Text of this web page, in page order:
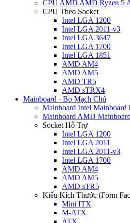
CPU AMD AMD Ryzen 5
CPU Theo Socket
Intel LGA 1200
Intel LGA 2011-v3
Intel LGA 3647
Intel LGA 1700
Intel LGA 1851
AMD AM4
AMD AM5
AMD TR5
AMD sTRX4
Mainboard - Bo Mạch Chủ
Mainboard Intel Mainboard
Mainboard AMD
Socket Hỗ Trợ
Intel LGA 1200
Intel LGA 2011
Intel LGA 2011-v3
Intel LGA 1700
AMD AM4
AMD AM5
AMD sTR5
Kiểu Kích Thước (Form
Mini ITX
M-ATX
ATX